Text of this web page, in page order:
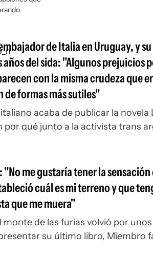
de Italia en Uruguay, y
años del sida: "Algunos prejuicios
con la misma crudeza que
de formas más sutiles"
acaba de publicar la novela
por qué junto a la activista trans
"No me gustaría tener la sensación
cuál es mi terreno y que
que me muera"
monte de las furias volvió por unos
su último libro, Miembro